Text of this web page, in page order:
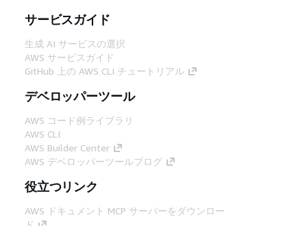
サービスガイド
生成 AI サービスの選択
AWS サービスガイド
GitHub 上の AWS CLI チュートリアル
デベロッパーツール
AWS コード例ライブラリ
AWS CLI
AWS Builder Center
AWS デベロッパーツールブログ
役立つリンク
AWS ドキュメント MCP サーバーをダウンロー